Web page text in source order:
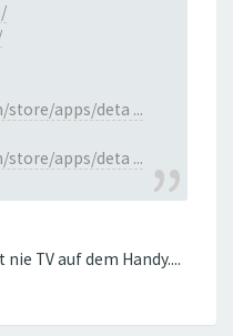
apps/deta ...
apps/deta ...
TV auf dem Handy....